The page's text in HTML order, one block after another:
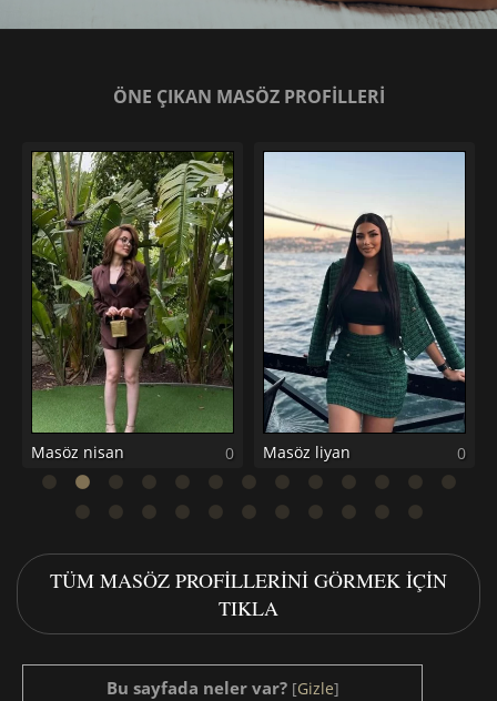
ÖNE ÇIKAN MASÖZ PROFİLLERİ
Masöz nisan 0 Masöz liyan 0
TÜM MASÖZ PROFILLERINI GÖRMEK IÇIN
TIKLA
Bu sayfada neler var? [Gizle]